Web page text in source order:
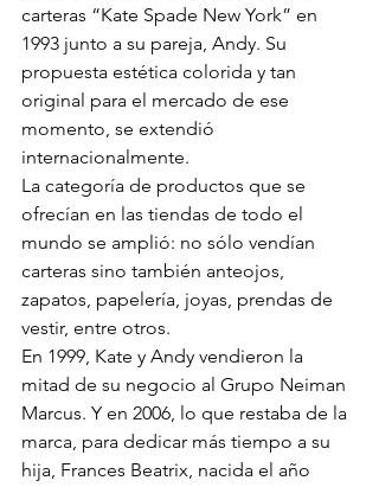
carteras “Kate Spade New York” en
1993 junto a su pareja, Andy. Su
propuesta estética colorida y tan
original para el mercado de ese
momento, se extendió
internacionalmente.
La categoría de productos que se
ofrecían en las tiendas de todo el
mundo se amplió: no sólo vendían
carteras sino también anteojos,
zapatos, papelería, joyas, prendas de
vestir, entre otros.
En 1999, Kate y Andy vendieron la
mitad de su negocio al Grupo Neiman
Marcus. Y en 2006, lo que restaba de la
marca, para dedicar más tiempo a su
hija, Frances Beatrix, nacida el año